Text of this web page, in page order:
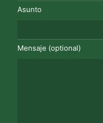
Asunto
Mensaje (optional)